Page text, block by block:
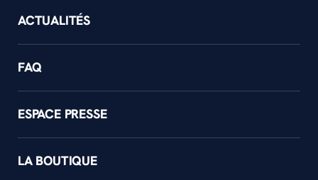
ACTUALITÉS
FAQ
ESPACE PRESSE
LA BOUTIQUE